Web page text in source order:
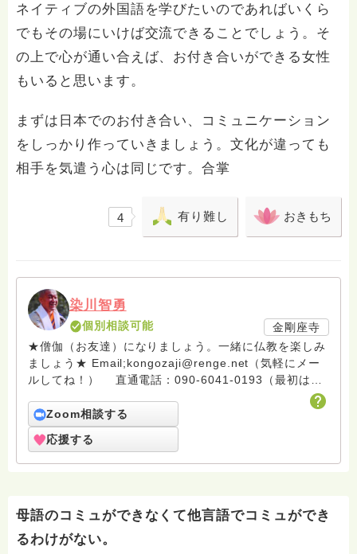
ネイティブの外国語を学びたいのであればいくら
でもその場にいけば交流できることでしょう。そ
の上で心が通い合えば、お付き合いができる女性
もいると思います。
まずは日本でのお付き合い、コミュニケーション
をしっかり作っていきましょう。文化が違っても
相手を気遣う心は同じです。合掌
4 有り難し おきもち
染川智勇
個別相談可能
金剛座寺
★僧伽（お友達）になりましょう。一緒に仏教を楽しみ
ましょう★ Email;kongozaji@renge.net（気軽にメー
ルしてね！） 直通電話：090-6041-0193（最初はシ
金剛座寺は10月23日に襲った台風21号で、大変な被害
を被りました。大規模な斜面の崩落で客殿が倒壊の危機
に陥っています。人生は何が起こるかわかりません。復
興に向けて20年努力してきましたが、またリセットにな
ん。苦難は必ずきます。それを乗り越える心を作ること
が、御仏さまの教えなのです。 ハスノハに訪れる皆
さん。私と一緒に人生の苦難に正面から立ち向かい、乗
Zoom相談する
応援する
母語のコミュができなくて他言語でコミュができ
るわけがない。